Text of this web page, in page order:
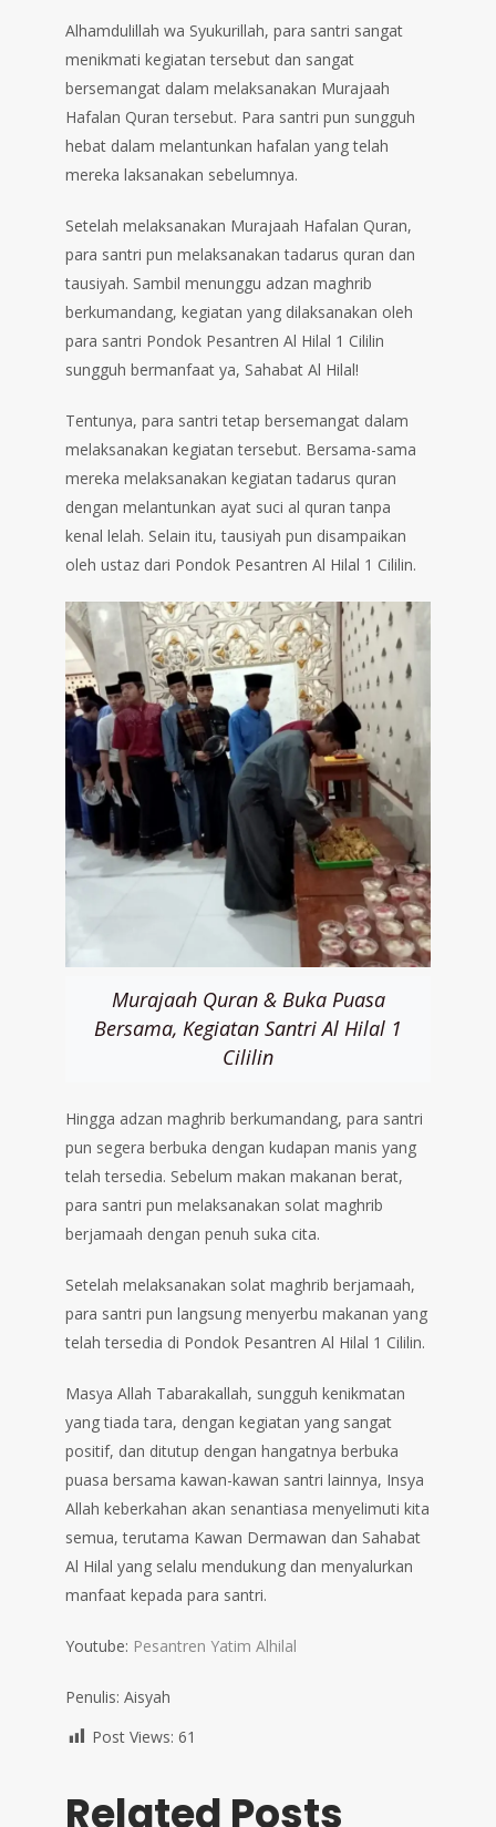
Alhamdulillah wa Syukurillah, para santri sangat
menikmati kegiatan tersebut dan sangat
bersemangat dalam melaksanakan Murajaah
Hafalan Quran tersebut. Para santri pun sungguh
hebat dalam melantunkan hafalan yang telah
mereka laksanakan sebelumnya.
Setelah melaksanakan Murajaah Hafalan Quran,
para santri pun melaksanakan tadarus quran dan
tausiyah. Sambil menunggu adzan maghrib
berkumandang, kegiatan yang dilaksanakan oleh
para santri Pondok Pesantren Al Hilal 1 Cililin
sungguh bermanfaat ya, Sahabat Al Hilal!
Tentunya, para santri tetap bersemangat dalam
melaksanakan kegiatan tersebut. Bersama-sama
mereka melaksanakan kegiatan tadarus quran
dengan melantunkan ayat suci al quran tanpa
kenal lelah. Selain itu, tausiyah pun disampaikan
oleh ustaz dari Pondok Pesantren Al Hilal 1 Cililin.
Murajaah Quran & Buka Puasa
Bersama, Kegiatan Santri Al Hilal 1
Cililin
Hingga adzan maghrib berkumandang, para santri
pun segera berbuka dengan kudapan manis yang
telah tersedia. Sebelum makan makanan berat,
para santri pun melaksanakan solat maghrib
berjamaah dengan penuh suka cita.
Setelah melaksanakan solat maghrib berjamaah,
para santri pun langsung menyerbu makanan yang
telah tersedia di Pondok Pesantren Al Hilal 1 Cililin.
Masya Allah Tabarakallah, sungguh kenikmatan
yang tiada tara, dengan kegiatan yang sangat
positif, dan ditutup dengan hangatnya berbuka
puasa bersama kawan-kawan santri lainnya, Insya
Allah keberkahan akan senantiasa menyelimuti kita
semua, terutama Kawan Dermawan dan Sahabat
Al Hilal yang selalu mendukung dan menyalurkan
manfaat kepada para santri.
Youtube: Pesantren Yatim Alhilal
Penulis: Aisyah
Post Views: 61
Related Posts